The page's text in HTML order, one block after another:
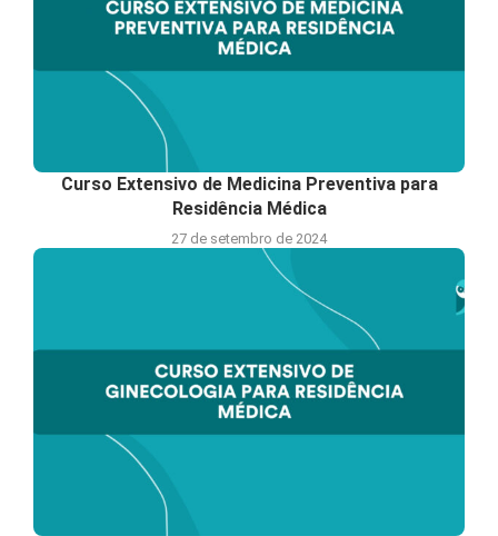
Curso Extensivo de Medicina Preventiva para
Residência Médica
27 de setembro de 2024